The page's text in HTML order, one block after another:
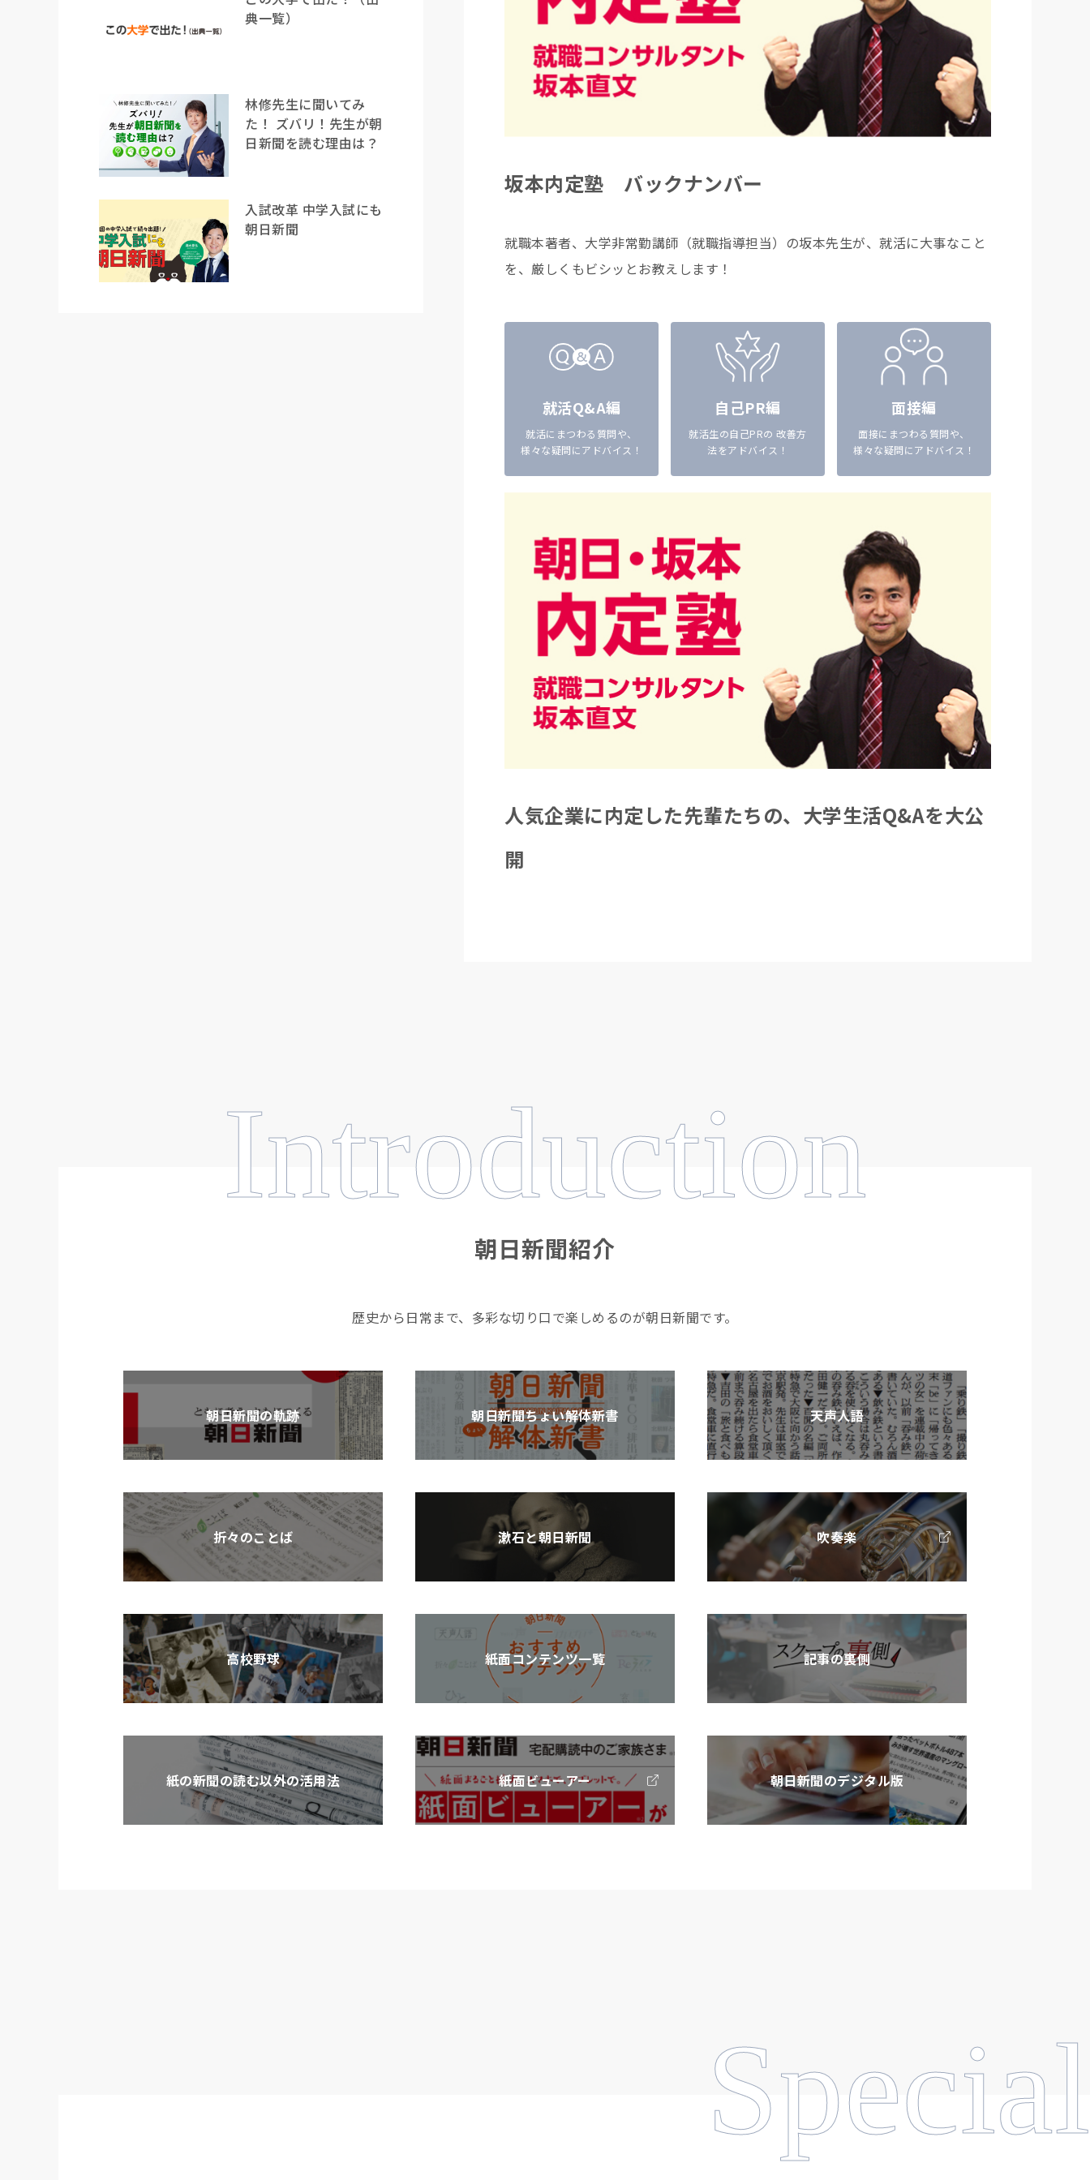
典一覧）
林修先生に聞いてみ
た！ ズバリ！先生が朝
日新聞を読む理由は？
入試改革 中学入試にも
朝日新聞
坂本内定塾 バックナンバー
就職本著者、大学非常勤講師（就職指導担当）の坂本先生が、就活に大事なこと
を、厳しくもビシッとお教えします！
就活Q&A編
就活にまつわる質問や、
様々な疑問にアドバイス！
自己PR編
就活生の自己PRの 改善方
法をアドバイス！
面接編
面接にまつわる質問や、
様々な疑問にアドバイス！
人気企業に内定した先輩たちの、大学生活Q&Aを大公
開
Introduction
朝日新聞紹介
歴史から日常まで、多彩な切り口で楽しめるのが朝日新聞です。
朝日新聞の軌跡 朝日新聞ちょい解体新書 天声人語
折々のことば 漱石と朝日新聞 吹奏楽
高校野球 紙面コンテンツ一覧 記事の裏側
紙の新聞の読む以外の活用法 紙面ビューアー 朝日新聞のデジタル版
Special